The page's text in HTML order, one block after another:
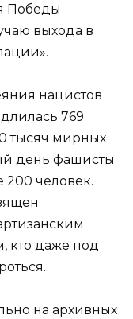
Победы
выхода в
нацистов
769
тысяч мирных
день фашисты
200 человек.
кто даже под
на архивных